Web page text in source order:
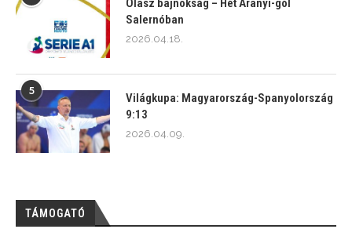
Olasz bajnokság – Hét Aranyi-gól
Salernóban
2026.04.18.
5
Világkupa: Magyarország-Spanyolország
9:13
2026.04.09.
TÁMOGATÓ